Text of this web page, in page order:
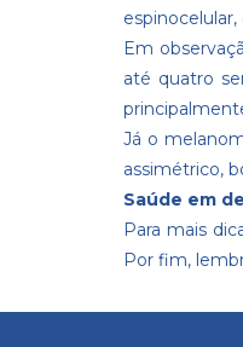
Em
até quatro
Já o
assimétrico,
Saúde em
Para mais
Por fim,